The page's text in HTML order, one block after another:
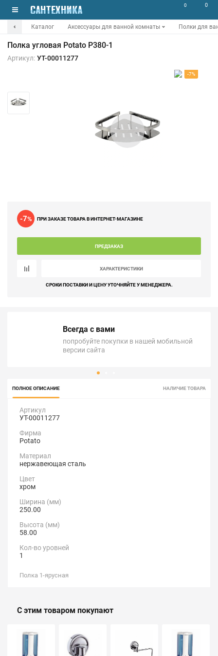
0 0
Каталог Аксессуары для ванной комнаты Полки для
Полка угловая Potato P380-1
Артикул: УТ-00011277
-7%
-7% ПРИ ЗАКАЗЕ ТОВАРА В ИНТЕРНЕТ-МАГАЗИНЕ
ПРЕДЗАКАЗ
ХАРАКТЕРИСТИКИ
СРОКИ ПОСТАВКИ И ЦЕНУ УТОЧНЯЙТЕ У МЕНЕДЖЕРА.
Всегда с вами
попробуйте покупки в нашей мобильной
версии сайта
ПОЛНОЕ ОПИСАНИЕ НАЛИЧИЕ ТОВАРА
Артикул
УТ-00011277
Фирма
Potato
Материал
нержавеющая сталь
Цвет
хром
Ширина (мм)
250.00
Высота (мм)
58.00
Кол-во уровней
1
Полка 1-ярусная
С этим товаром покупают